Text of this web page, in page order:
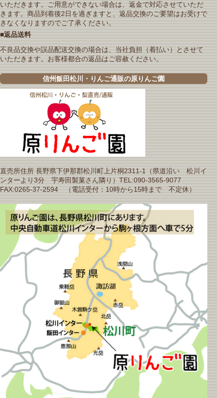
いただきます。ご用意ができない場合は、返金で対応させていただ
きます。商品到着後2日を過ぎますと、返品交換のご要望はお受けで
きなくなりますのでご了承ください。
■返品送料
不良品交換や誤品配送交換の場合は、当社負担（着払い）とさせて
いただきます。お客様都合の返品はご容赦ください。
信州飯田松川・りんご通販の原りんご園
直売所住所 長野県下伊那郡松川町上片桐2311-1（県道沿い 松川イ
ンターより3分 宇寿田製菓さん隣り）TEL:090-3565-9077
FAX:0265-37-2594 （電話受付：10時から15時まで 不定休）